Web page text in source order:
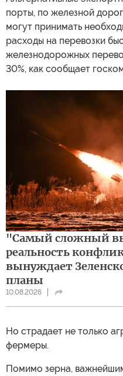
порты, по железной
могут принимать
расходы на перевозки
железнодорожных
30%, как сообщает
"Самый сложный
реальность
вынуждает
планы
10.08.2026
Но страдает не только
фермеры.
Помимо зерна,